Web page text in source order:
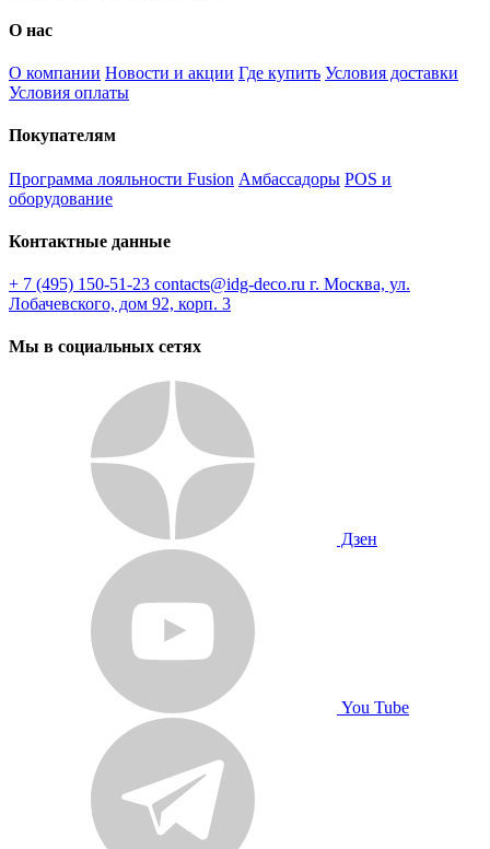
О нас
О компании Новости и акции Где купить Условия доставки
Условия оплаты
Покупателям
Программа лояльности Fusion Амбассадоры POS и
оборудование
Контактные данные
+ 7 (495) 150-51-23 contacts@idg-deco.ru г. Москва, ул.
Лобачевского, дом 92, корп. 3
Мы в социальных сетях
Дзен
You Tube